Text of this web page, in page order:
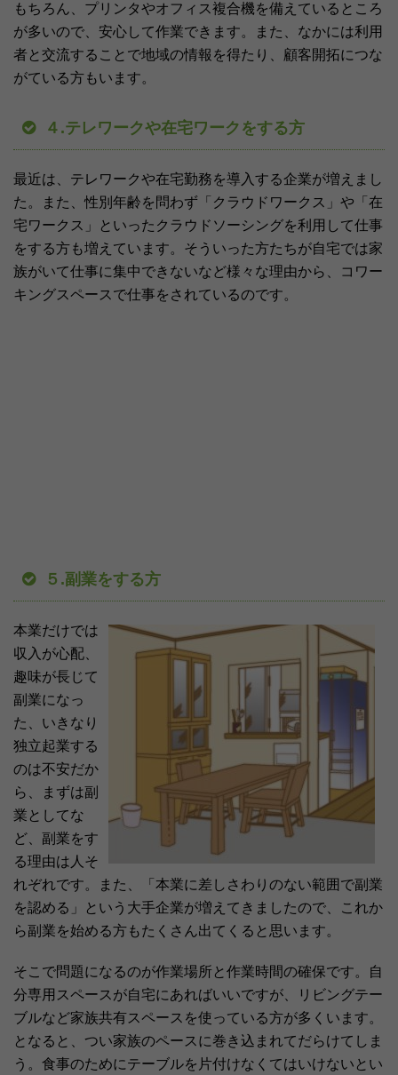
もちろん、プリンタやオフィス複合機を備えているところ
が多いので、安心して作業できます。また、なかには利用
者と交流することで地域の情報を得たり、顧客開拓につな
がている方もいます。
４.テレワークや在宅ワークをする方
最近は、テレワークや在宅勤務を導入する企業が増えまし
た。また、性別年齢を問わず「クラウドワークス」や「在
宅ワークス」といったクラウドソーシングを利用して仕事
をする方も増えています。そういった方たちが自宅では家
族がいて仕事に集中できないなど様々な理由から、コワー
キングスペースで仕事をされているのです。
５.副業をする方
本業だけでは
収入が心配、
趣味が長じて
副業になっ
た、いきなり
独立起業する
のは不安だか
ら、まずは副
業としてな
ど、副業をす
る理由は人そ
れぞれです。また、「本業に差しさわりのない範囲で副業
を認める」という大手企業が増えてきましたので、これか
ら副業を始める方もたくさん出てくると思います。
そこで問題になるのが作業場所と作業時間の確保です。自
分専用スペースが自宅にあればいいですが、リビングテー
ブルなど家族共有スペースを使っている方が多くいます。
となると、つい家族のペースに巻き込まれてだらけてしま
う。食事のためにテーブルを片付けなくてはいけないとい